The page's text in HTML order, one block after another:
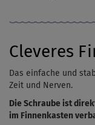
Cleveres
Das einfache und
Zeit und Nerven.
Die Schraube ist
im Finnenkasten